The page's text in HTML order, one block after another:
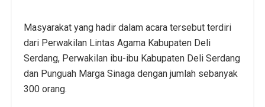
Masyarakat yang hadir dalam acara tersebut terdiri
dari Perwakilan Lintas Agama Kabupaten Deli
Serdang, Perwakilan ibu-ibu Kabupaten Deli Serdang
dan Punguah Marga Sinaga dengan jumlah sebanyak
300 orang.